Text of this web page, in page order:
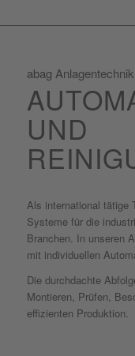
abag
UND
Als international tätige
Systeme für die
Branchen. In unseren
mit individuellen
Die durchdachte
Montieren, Prüfen,
effizienten Produktion.